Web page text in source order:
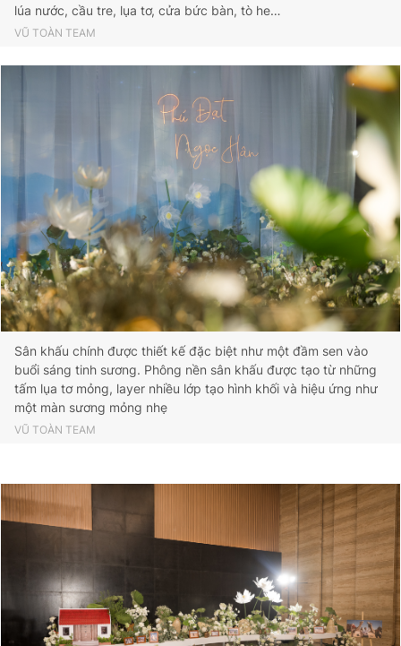
lúa nước, cầu tre, lụa tơ, cửa bức bàn, tò he…
VŨ TOÀN TEAM
Sân khấu chính được thiết kế đặc biệt như một đầm sen vào
buổi sáng tinh sương. Phông nền sân khấu được tạo từ những
tấm lụa tơ mỏng, layer nhiều lớp tạo hình khối và hiệu ứng như
một màn sương mỏng nhẹ
VŨ TOÀN TEAM